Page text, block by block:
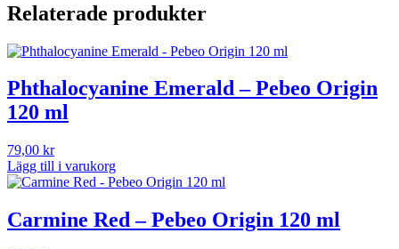
Relaterade produkter
Phthalocyanine Emerald – Pebeo Origin
120 ml
79,00 kr
Lägg till i varukorg
Carmine Red – Pebeo Origin 120 ml